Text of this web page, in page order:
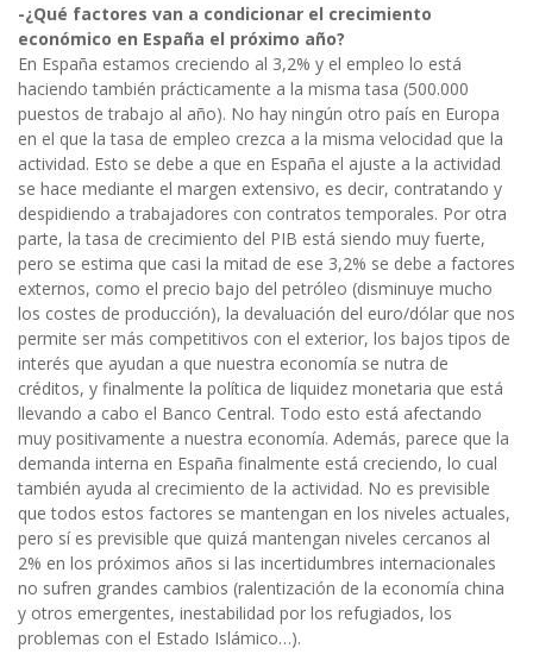
-¿Qué factores van a condicionar el crecimiento
económico en España el próximo año?
En España estamos creciendo al 3,2% y el empleo lo está
haciendo también prácticamente a la misma tasa (500.000
puestos de trabajo al año). No hay ningún otro país en Europa
en el que la tasa de empleo crezca a la misma velocidad que la
actividad. Esto se debe a que en España el ajuste a la actividad
se hace mediante el margen extensivo, es decir, contratando y
despidiendo a trabajadores con contratos temporales. Por otra
parte, la tasa de crecimiento del PIB está siendo muy fuerte,
pero se estima que casi la mitad de ese 3,2% se debe a factores
externos, como el precio bajo del petróleo (disminuye mucho
los costes de producción), la devaluación del euro/dólar que nos
permite ser más competitivos con el exterior, los bajos tipos de
interés que ayudan a que nuestra economía se nutra de
créditos, y finalmente la política de liquidez monetaria que está
llevando a cabo el Banco Central. Todo esto está afectando
muy positivamente a nuestra economía. Además, parece que la
demanda interna en España finalmente está creciendo, lo cual
también ayuda al crecimiento de la actividad. No es previsible
que todos estos factores se mantengan en los niveles actuales,
pero sí es previsible que quizá mantengan niveles cercanos al
2% en los próximos años si las incertidumbres internacionales
no sufren grandes cambios (ralentización de la economía china
y otros emergentes, inestabilidad por los refugiados, los
problemas con el Estado Islámico…).